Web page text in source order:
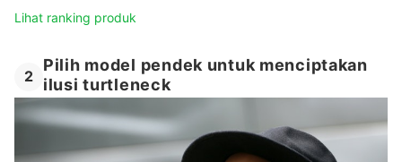
Lihat ranking produk
2
Pilih model pendek untuk menciptakan
ilusi turtleneck